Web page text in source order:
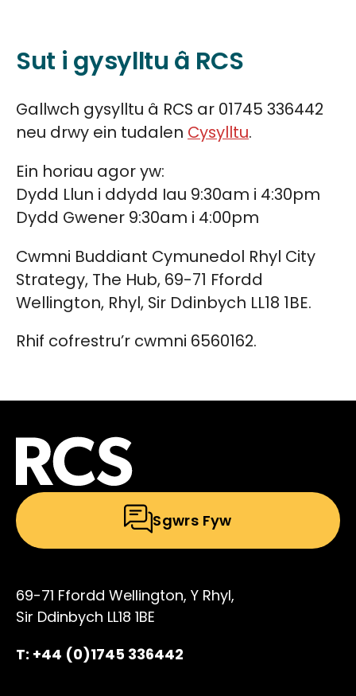
Sut i gysylltu â RCS
Gallwch gysylltu â RCS ar 01745 336442
neu drwy ein tudalen Cysylltu.
Ein horiau agor yw:
Dydd Llun i ddydd Iau 9:30am i 4:30pm
Dydd Gwener 9:30am i 4:00pm
Cwmni Buddiant Cymunedol Rhyl City
Strategy, The Hub, 69-71 Ffordd
Wellington, Rhyl, Sir Ddinbych LL18 1BE.
Rhif cofrestru’r cwmni 6560162.
Sgwrs Fyw
69-71 Ffordd Wellington, Y Rhyl,
Sir Ddinbych LL18 1BE
T: +44 (0)1745 336442